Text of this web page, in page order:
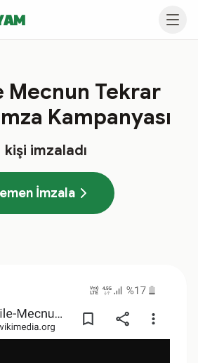
Mecnun Tekrar
Kampanyası
kişi imzaladı
İmzala